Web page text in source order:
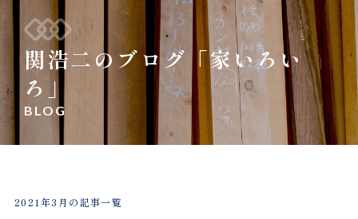
関浩二のブログ「家いろい
ろ」
BLOG
2021年3月の記事一覧